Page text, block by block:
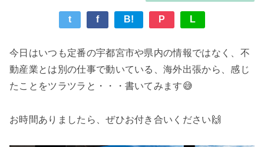
t f B! P L
今日はいつも定番の宇都宮市や県内の情報ではなく、不
動産業とは別の仕事で動いている、海外出張から、感じ
たことをツラツラと・・・書いてみます😅
お時間ありましたら、ぜひお付き合いください🙌